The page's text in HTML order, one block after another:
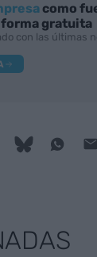
como
forma gratuita
con las últimas